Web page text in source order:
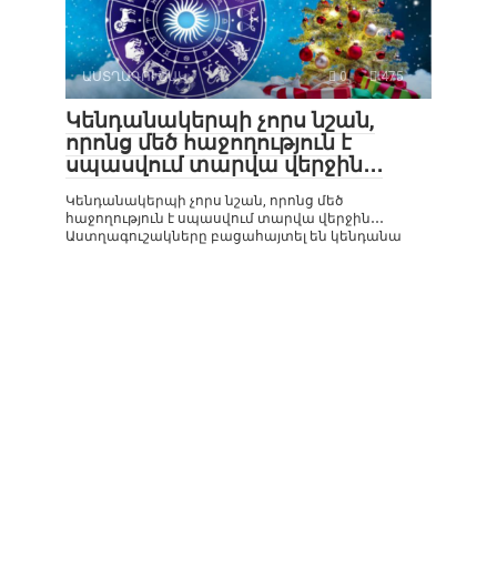
ԱՍՏՂԱԳՈՒՇԱԿ 0 475
Կենդանակերպի չորս նշան,
որոնց մեծ հաջողություն է
սպասվում տարվա վերջին․․․
Կենդանակերպի չորս նշան, որոնց մեծ
հաջողություն է սպասվում տարվա վերջին․․․
Աստղագուշակները բացահայտել են կենդանա